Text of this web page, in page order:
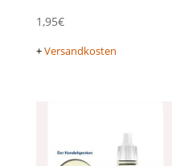
1,95€
+Versandkosten